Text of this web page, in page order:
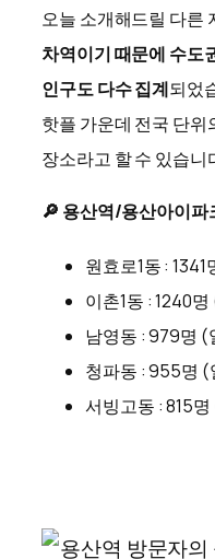
오늘 소개해드릴 다른
차역이기 때문에 수도
인구도 다수 집계되었
핫플 가운데 전국 단
장소라고 할 수 있습니
🔎 용산역/용산아이파
원효로1동 :
이촌1동 : 1240
남영동 : 979명 (
청파동 : 955명 (
서빙고동 : 815